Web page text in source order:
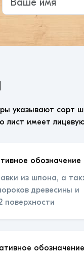
указывают сорт
лист имеет
обозначение
из шпона, а
древесины и
поверхности